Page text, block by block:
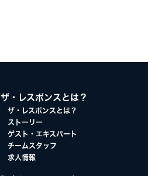
ザ・レスポンスとは？
ザ・レスポンスとは？
ストーリー
ゲスト・エキスパート
チームスタッフ
求人情報